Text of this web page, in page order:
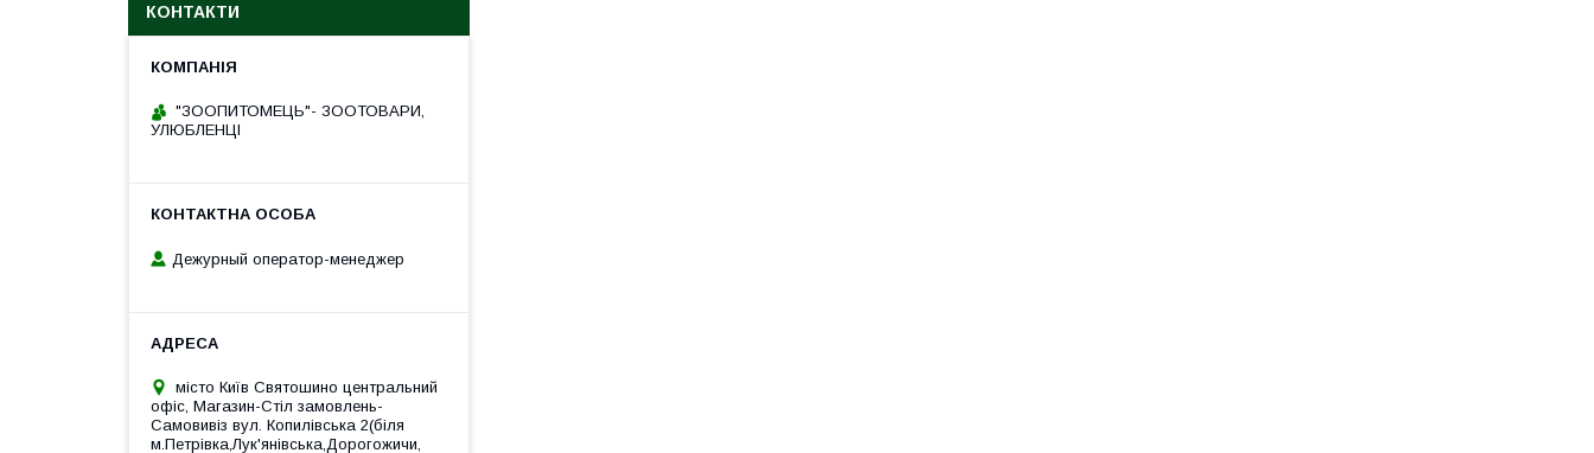
КОНТАКТИ
"ЗООПИТОМЕЦЬ"- ЗООТОВАРИ,
УЛЮБЛЕНЦІ
Дежурный оператор-менеджер
місто Київ Святошино центральний
офіс, Магазин-Стіл замовлень-
Самовивіз вул. Копилівська 2(біля
м.Петрівка,Лук'янівська,Дорогожичи,